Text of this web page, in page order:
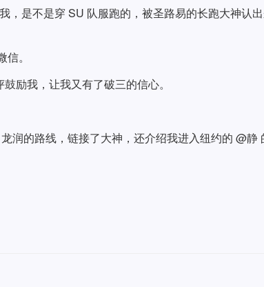
，是不是穿 SU 队服跑的，被圣路易的长跑大神认
。
励我，让我又有了破三的信心。
润的路线，链接了大神，还介绍我进入纽约的 @静